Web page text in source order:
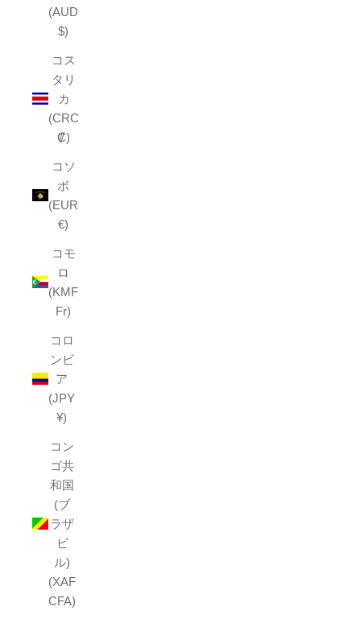
(AUD
$)
コス
タリ
カ
(CRC
₡)
コソ
ボ
(EUR
€)
コモ
ロ
(KMF
Fr)
コロ
ンビ
ア
(JPY
¥)
コン
ゴ共
和国
(ブ
ラザ
ビ
ル)
(XAF
CFA)